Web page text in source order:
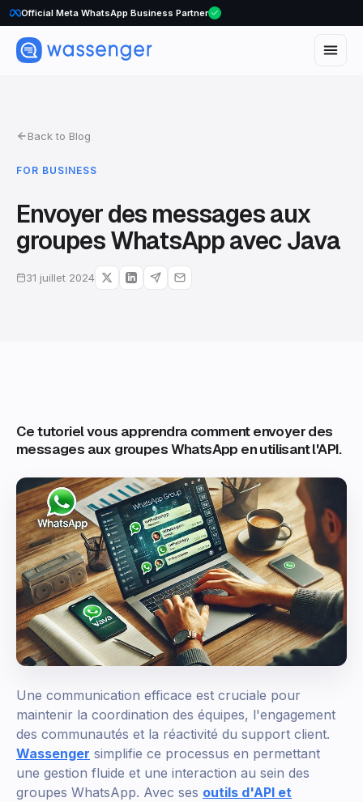
Official Meta WhatsApp Business Partner
Back to Blog
FOR BUSINESS
Envoyer des messages aux
groupes WhatsApp avec Java
31 juillet 2024
Ce tutoriel vous apprendra comment envoyer des
messages aux groupes WhatsApp en utilisant l'API.
Une communication efficace est cruciale pour
maintenir la coordination des équipes, l'engagement
des communautés et la réactivité du support client.
Wassenger simplifie ce processus en permettant
une gestion fluide et une interaction au sein des
groupes WhatsApp. Avec ses outils d'API et